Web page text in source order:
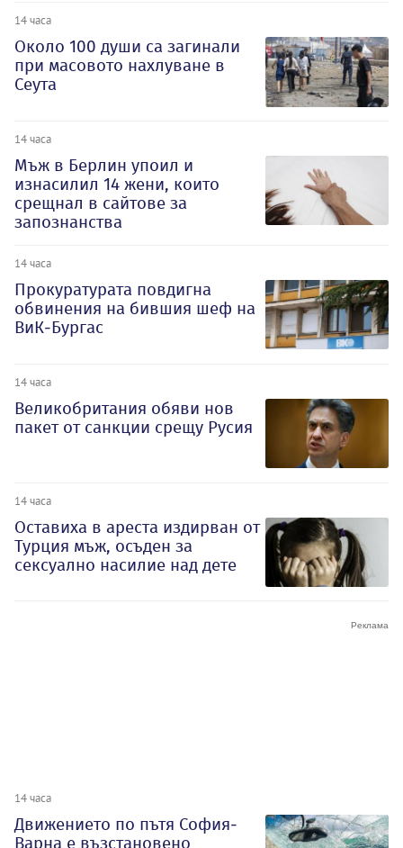
14 часа
Около 100 души са загинали
при масовото нахлуване в
Сеута
14 часа
Мъж в Берлин упоил и
изнасилил 14 жени, които
срещнал в сайтове за
запознанства
14 часа
Прокуратурата повдигна
обвинения на бившия шеф на
ВиК-Бургас
14 часа
Великобритания обяви нов
пакет от санкции срещу Русия
14 часа
Оставиха в ареста издирван от
Турция мъж, осъден за
сексуално насилие над дете
14 часа
Движението по пътя София-
Варна е възстановено